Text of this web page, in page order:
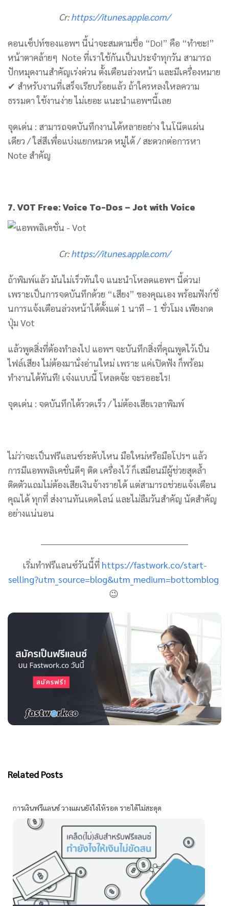
Cr:https://itunes.apple.com/
คอนเซ็ปท์ของแอพฯ นี้น่าจะสมตามชื่อ “Do!” คือ “ทำซะ!”
หน้าตาคล้ายๆ Note ที่เราใช้กันเป็นประจำทุกวัน สามารถ
ปักหมุดงานสำคัญเร่งด่วน ตั้งเตือนล่วงหน้า และมีเครื่องหมาย
✔ สำหรับงานที่เสร็จเรียบร้อยแล้ว ถ้าใครหลงใหลความ
ธรรมดา ใช้งานง่าย ไม่เยอะ แนะนำแอพฯนี้เลย
จุดเด่น : สามารถจดบันทึกงานได้หลายอย่าง ในโน๊ตแผ่น
เดียว / ใส่สีเพื่อแบ่งแยกหมวด หมู่ได้ / สะดวกต่อการหา
Note สำคัญ
7. VOT Free: Voice To-Dos – Jot with Voice
Cr:https://itunes.apple.com/
ถ้าพิมพ์แล้ว มันไม่เร็วทันใจ แนะนำโหลดแอพฯ นี้ด่วน!
เพราะเป็นการจดบันทึกด้วย “เสียง” ของคุณเอง พร้อมฟังก์ชั่
นการแจ้งเตือนล่วงหน้าได้ตั้งแต่ 1 นาที – 1 ชั่วโมง เพียงกด
ปุ่ม Vot
แล้วพูดสิ่งที่ต้องทำลงไป แอพฯ จะบันทึกสิ่งที่คุณพูดไว้เป็น
ไฟล์เสียง ไม่ต้องมานั่งอ่านใหม่ เพราะ แค่เปิดฟัง ก็พร้อม
ทำงานได้ทันที! เจ๋งแบบนี้ โหลดจ้ะ จะรออะไร!
จุดเด่น : จดบันทึกได้รวดเร็ว / ไม่ต้องเสียเวลาพิมพ์
ไม่ว่าจะเป็นฟรีแลนซ์ระดับไหน มือใหม่หรือมือโปรฯ แล้ว
การมีแอพพลิเคชั่นดีๆ ติด เครื่องไว้ ก็เสมือนมีผู้ช่วยสุดล้ำ
ติดตัวแถมไม่ต้องเสียเงินจ้างรายได้ แต่สามารถช่วยแจ้งเตือน
คุณได้ ทุกที่ ส่งงานทันเดดไลน์ และไม่ลืมวันสำคัญ นัดสำคัญ
อย่างแน่นอน
เริ่มทำฟรีแลนซ์วันนี้ที่ https://fastwork.co/start-
selling?utm_source=blog&utm_medium=bottomblog
😉
Related Posts
การเงินฟรีแลนซ์ วางแผนยังไงให้รอด รายได้ไม่สะดุด